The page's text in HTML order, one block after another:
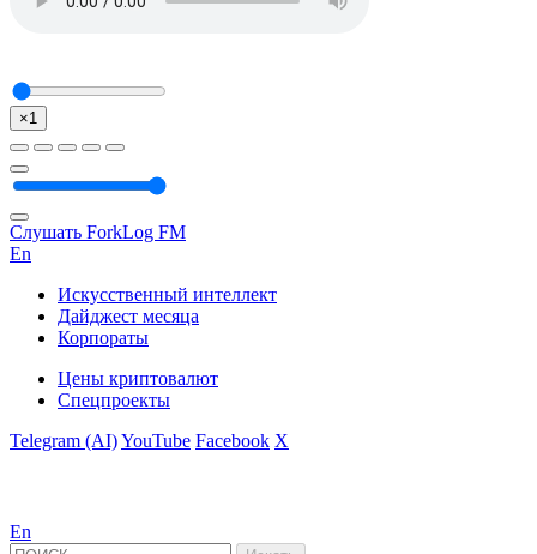
×1
Слушать ForkLog FM
En
Искусственный интеллект
Дайджест месяца
Корпораты
Цены криптовалют
Спецпроекты
Telegram (AI)YouTube Facebook X
En